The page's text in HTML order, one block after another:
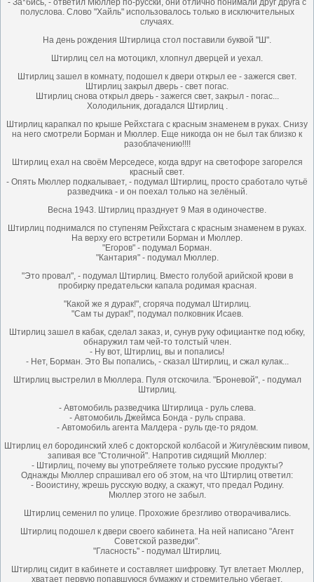
- За*бись, - ответил Мюллер по-русски, они отлично понимали друг друга с
полуслова. Слово "Хайль" использовалось только в исключительных
случаях.
На день рождения Штирлица стол поставили буквой "Ш".
Штирлиц сел на мотоцикл, хлопнул дверцей и уехал.
Штирлиц зашел в комнату, подошел к двери открыл ее - зажегся свет.
Штирлиц закрыл дверь - свет погас.
Штирлиц снова открыл дверь - зажегся свет, закрыл - погас...
Холодильник, догадался Штирлиц .
Штирлиц карапкал по крыше Рейхстага с красным знаменем в руках. Снизу
на него смотрели Борман и Мюллер. Еще никогда он не был так близко к
разоблачению!!!!
Штирлиц ехал на своём Мерседесе, когда вдруг на светофоре загорелся
красный свет.
- Опять Мюллер подкалывает, - подумал Штирлиц, просто сработало чутьё
разведчика - и он поехал только на зелёный.
Весна 1943. Штирлиц празднует 9 Мая в одиночестве.
Штирлиц поднимался по ступеням Рейхстага с красным знаменем в руках.
На верху его встретили Борман и Мюллер.
"Егоров" - подумал Борман.
"Кантария" - подумал Мюллер.
"Это провал", - подумал Штирлиц. Вместо голубой арийской крови в
пробирку предательски капала родимая красная.
"Какой же я дурак!", сгоряча подумал Штирлиц.
"Сам ты дурак!", подумал полковник Исаев.
Штирлиц зашел в кабак, сделал заказ, и, сунув руку официантке под юбку,
обнаружил там чей-то толстый член.
- Ну вот, Штирлиц, вы и попались!
- Нет, Борман. Это Вы попались, - сказал Штирлиц, и сжал кулак...
Штирлиц выстрелил в Мюллера. Пуля отскочила. "Броневой", - подумал
Штирлиц.
- Автомобиль разведчика Штирлица - руль слева.
- Автомобиль Джеймса Бонда - руль справа.
- Автомобиль агента Малдера - руль где-то рядом.
Штирлиц ел бородинский хлеб с докторской колбасой и Жигулёвским пивом,
запивая все "Столичной". Напротив сидящий Мюллер:
- Штирлиц, почему вы употребляете только русские продукты?
Однажды Мюллер спрашивал его об этом, на что Штирлиц ответил:
- Вооистину, жрешь русскую водку, а скажут, что предал Родину.
Мюллер этого не забыл.
Штирлиц семенил по улице. Прохожие брезгливо отворачивались.
Штирлиц подошел к двери своего кабинета. На ней написано "Агент
Советской разведки".
"Гласность" - подумал Штирлиц.
Штирлиц сидит в кабинете и составляет шифровку. Тут влетает Мюллер,
хватает первую попавшуюся бумажку и стремительно убегает.